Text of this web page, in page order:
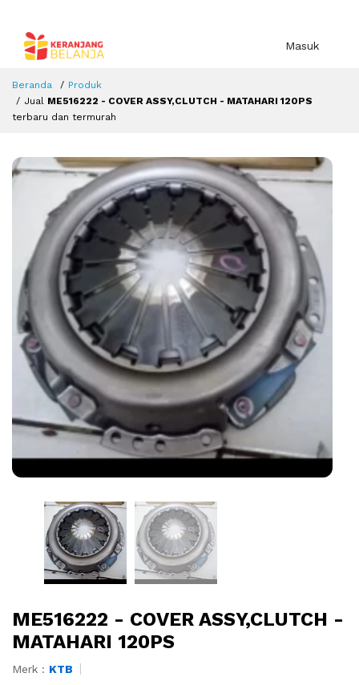
Masuk
Beranda
Produk
Jual ME516222 - COVER ASSY,CLUTCH - MATAHARI 120PS
terbaru dan termurah
ME516222 - COVER ASSY,CLUTCH -
MATAHARI 120PS
Merk : KTB